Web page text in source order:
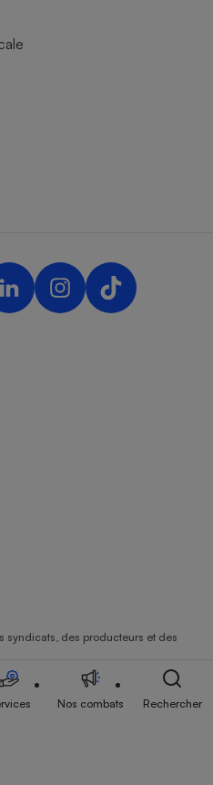
syndicats, des producteurs et des
Nos combats Rechercher